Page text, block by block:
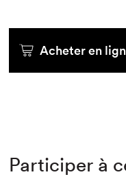
Acheter en
Participer à